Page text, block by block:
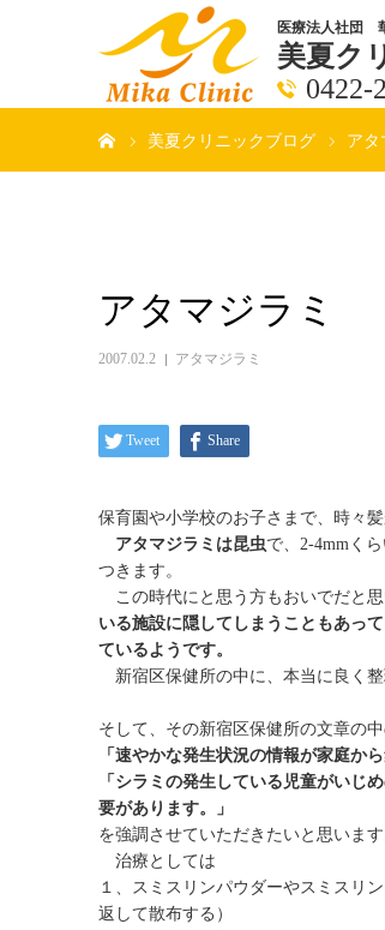
医療法人社団
美夏ク
0422-
美夏クリニックブログ アタ
アタマジラミ
2007.02.2 アタマジラミ
Tweet Share
保育園や小学校のお子さまで、時々
アタマジラミは昆虫で、2-4mmく
つきます。
この時代にと思う方もおいでだと思
いる施設に隠してしまうこともあっ
ているようです。
新宿区保健所の中に、本当に良く整
そして、その新宿区保健所の文章の
「速やかな発生状況の情報が家庭か
「シラミの発生している児童がいじ
要があります。」
を強調させていただきたいと思います
治療としては
１、スミスリンパウダーやスミスリ
返して散布する）